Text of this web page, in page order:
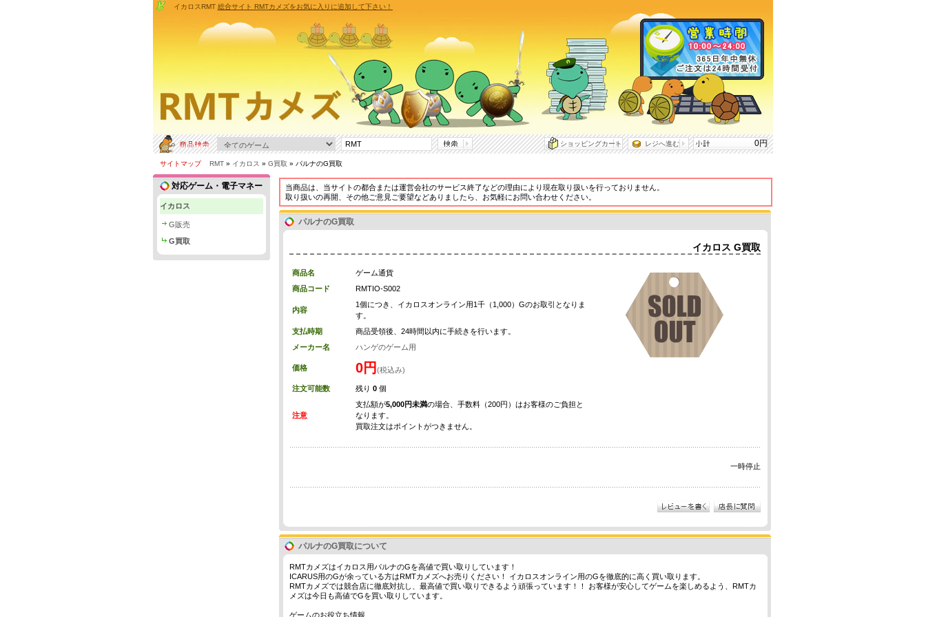
イカロスRMT 総合サイト RMTカメズをお気に入りに追加して下さい！
ショッピングカート レジへ進む 0円
サイトマップ RMT » イカロス » G買取 » パルナのG買取
対応ゲーム・電子マネー
イカロス
G販売
G買取
当商品は、当サイトの都合または運営会社のサービス終了などの理由により現在取り扱いを行っておりません。
取り扱いの再開、その他ご意見ご要望などありましたら、お気軽にお問い合わせください。
パルナのG買取
イカロス G買取
商品名
ゲーム通貨
商品コード
RMTIO-S002
内容
1個につき、イカロスオンライン用1千（1,000）Gのお取引となりま
す。
支払時期
商品受領後、24時間以内に手続きを行います。
メーカー名
ハンゲのゲーム用
価格 0円 (税込み)
注文可能数 残り 0 個
注意
支払額が5,000円未満の場合、手数料（200円）はお客様のご負担と
なります。
買取注文はポイントがつきません。
一時停止
パルナのG買取について
RMTカメズはイカロス用パルナのGを高値で買い取りしています！
ICARUS用のGが余っている方はRMTカメズへお売りください！ イカロスオンライン用のGを徹底的に高く買い取ります。
RMTカメズでは競合店に徹底対抗し、最高値で買い取りできるよう頑張っています！！ お客様が安心してゲームを楽しめるよう、RMTカ
メズは今日も高値でGを買い取りしています。
ゲームのお役立ち情報